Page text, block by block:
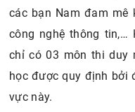
các bạn Nam đam mê
công nghệ thông tin,…
chỉ có 03 môn thi duy
học được quy định bởi
vực này.